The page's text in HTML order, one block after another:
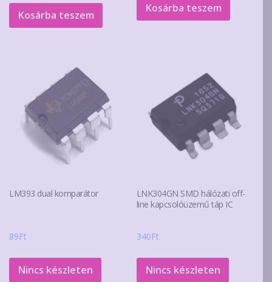
Kosárba teszem
Kosárba teszem
LM393 dual komparátor
89Ft
Nincs készleten
LNK304GN SMD hálózati off-
line kapcsolóüzemű táp IC
340Ft
Nincs készleten